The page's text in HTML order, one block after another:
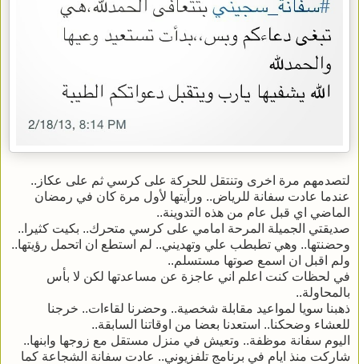
لتصدمهم مرة اخرى وتنتقل للحركة على كرسي ثم على عكاز..
عندما عادت سفانة للرياض.. ورأيتها لأول مرة كان في رمضان
الماضي اي قبل عام من هذه التدوينة..
صديقتي الجميلة المرحة امامي على كرسي متحرك.. بكيت كثيرا..
وحضنتها.. وهي تطبطب علي وتهديني.. لم استطع ان اتحمل رؤيتها..
ولم اقبل ان اسمع صوتها مستسلم..
في لحظات كنت اعلم اني عاجزة عن مساعدتها لكن لا بأس
بالمحاولة..
ذهبنا سويا لمواعيد مقابلة شخصية.. وحضرنا لقاءات.. خرجنا
للعشاء وضحكنا.. استعدنا بعضا من اوقاتنا السابقة..
اليوم سفانة موظفة.. وتعيش في منزل مستقل مع زوجها وابنها..
شاركت منذ ايام في برنامج تلفزيوني.. عادت سفانة الشجاعة كما